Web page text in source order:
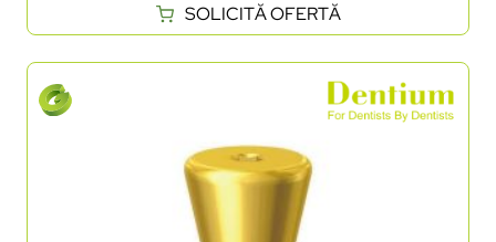
SOLICITĂ OFERTĂ